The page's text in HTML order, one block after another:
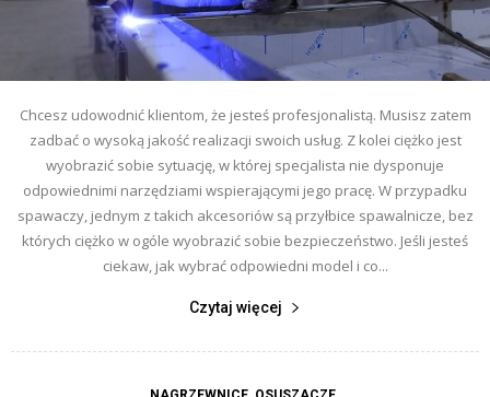
Chcesz udowodnić klientom, że jesteś profesjonalistą. Musisz zatem
zadbać o wysoką jakość realizacji swoich usług. Z kolei ciężko jest
wyobrazić sobie sytuację, w której specjalista nie dysponuje
odpowiednimi narzędziami wspierającymi jego pracę. W przypadku
spawaczy, jednym z takich akcesoriów są przyłbice spawalnicze, bez
których ciężko w ogóle wyobrazić sobie bezpieczeństwo. Jeśli jesteś
ciekaw, jak wybrać odpowiedni model i co...
Czytaj więcej